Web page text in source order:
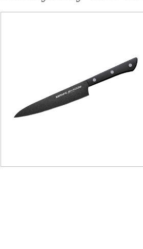
46
Nože NAKIRI